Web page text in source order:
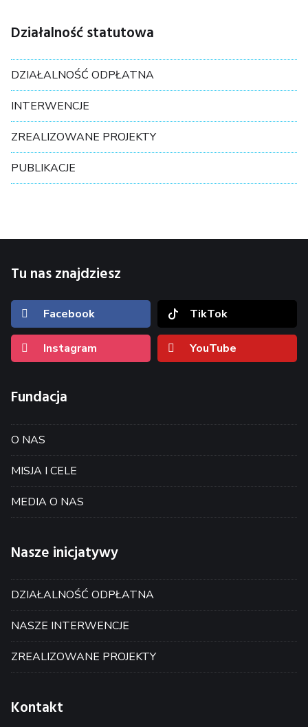
Działalność statutowa
DZIAŁALNOŚĆ ODPŁATNA
INTERWENCJE
ZREALIZOWANE PROJEKTY
PUBLIKACJE
Tu nas znajdziesz
Facebook TikTok
Instagram YouTube
Fundacja
O NAS
MISJA I CELE
MEDIA O NAS
Nasze inicjatywy
DZIAŁALNOŚĆ ODPŁATNA
NASZE INTERWENCJE
ZREALIZOWANE PROJEKTY
Kontakt